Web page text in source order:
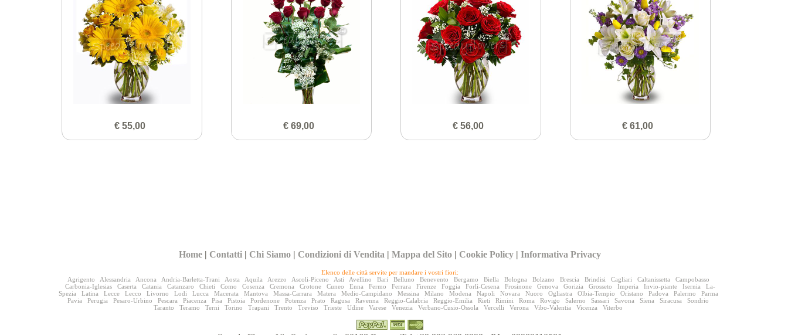
€ 55,00 € 69,00 € 56,00 € 61,00
Home | Contatti | Chi Siamo | Condizioni di Vendita |Mappa del Sito | Cookie Policy |Informativa Privacy
Elenco delle città servite per mandare i vostri fiori:
Agrigento
Alessandria Ancona Andria-Barletta-Trani Aosta Aquila Arezzo Ascoli-Piceno Asti Avellino Bari Belluno Benevento Bergamo Biella Bologna Bolzano Brescia Brindisi Cagliari Caltanissetta
Campobasso
Carbonia-Iglesias
Caserta Catania Catanzaro Chieti Como Cosenza Cremona Crotone Cuneo Enna Fermo Ferrara Firenze Foggia Forlì-Cesena Frosinone Genova Gorizia Grosseto Imperia Invio-piante Isernia
La-
Spezia
Latina Lecce Lecco Livorno Lodi Lucca Macerata Mantova Massa-Carrara Matera Medio-Campidano Messina Milano Modena Napoli Novara Nuoro Ogliastra Olbia-Tempio Oristano Padova Palermo
Parma
Pavia
Perugia Pesaro-Urbino Pescara Piacenza Pisa Pistoia Pordenone Potenza Prato Ragusa Ravenna Reggio-Calabria Reggio-Emilia Rieti Rimini Roma Rovigo Salerno Sassari Savona Siena Siracusa
Sondrio
Taranto
Teramo Terni Torino Trapani Trento Treviso Trieste Udine Varese Venezia Verbano-Cusio-Ossola Vercelli Verona Vibo-Valentia Vicenza Viterbo